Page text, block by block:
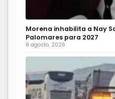
Morena inhabilita a Nay
Palomares para 2027
8 agosto, 2026